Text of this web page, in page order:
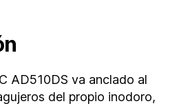
AD510DS va anclado al
del propio inodoro,